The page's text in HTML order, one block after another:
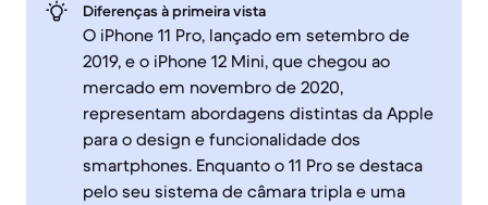
Diferenças à primeira vista
O iPhone 11 Pro, lançado em setembro de
2019, e o iPhone 12 Mini, que chegou ao
mercado em novembro de 2020,
representam abordagens distintas da Apple
para o design e funcionalidade dos
smartphones. Enquanto o 11 Pro se destaca
pelo seu sistema de câmara tripla e uma